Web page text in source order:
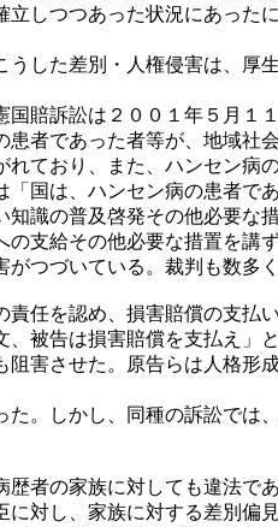
しつつあった状況にあった
した差別・人権侵害は、厚
賠訴訟は２００１年５月１
者であった者等が、地域社
ており、また、ハンセン病
国は、ハンセン病の患者で
識の普及啓発その他必要な
支給その他必要な措置を講
つづいている。裁判も数多く
任を認め、損害賠償の支払
被告は損害賠償を支払え」
害させた。原告らは人格形
。しかし、同種の訴訟では
者の家族に対しても違法で
対し、家族に対する差別偏